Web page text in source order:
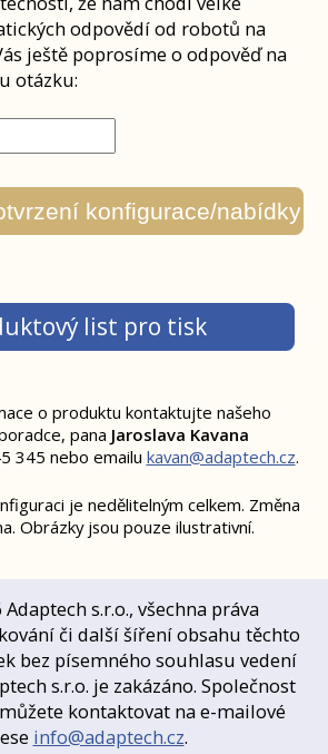
odpovědí od robotů na
ještě poprosíme o odpověď na
otázku:
list pro tisk
o produktu kontaktujte našeho
pana Jaroslava Kavana
345 nebo emailu kavan@adaptech.cz.
je nedělitelným celkem. Změna
Obrázky jsou pouze ilustrativní.
s.r.o., všechna práva
či další šíření obsahu těchto
bez písemného souhlasu vedení
s.r.o. je zakázáno. Společnost
kontaktovat na e-mailové
info@adaptech.cz.